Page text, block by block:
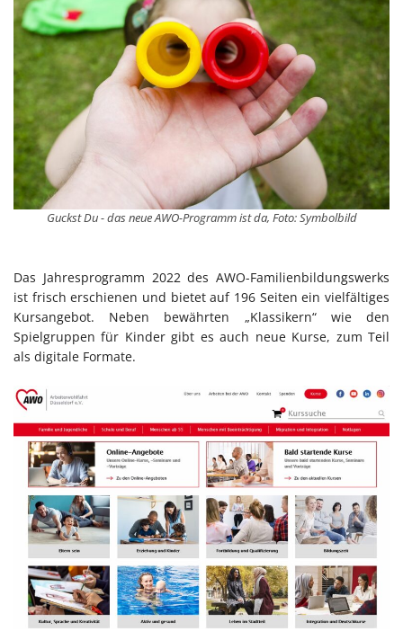
Guckst Du - das neue AWO-Programm ist da, Foto: Symbolbild
Das Jahresprogramm 2022 des AWO-Familienbildungswerks
ist frisch erschienen und bietet auf 196 Seiten ein vielfältiges
Kursangebot. Neben bewährten „Klassikern“ wie den
Spielgruppen für Kinder gibt es auch neue Kurse, zum Teil
als digitale Formate.